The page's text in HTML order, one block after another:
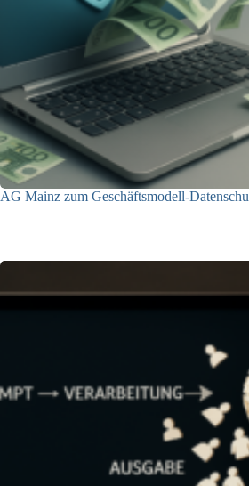
AG Mainz zum Geschäftsmodell-